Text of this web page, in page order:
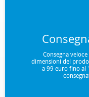
Consegna
dimensioni del
a 99 euro fino al